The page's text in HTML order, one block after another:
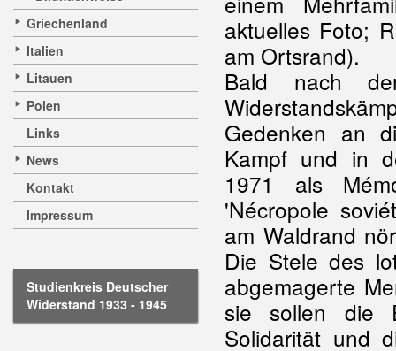
Griechenland
Italien
Litauen
Polen
Links
News
Kontakt
Impressum
Studienkreis Deutscher
Widerstand 1933 - 1945
aktuelles Foto;
am Ortsrand).
Bald nach
Gedenken an
Kampf und in
1971 als
'Nécropole
am Waldrand
Die Stele des
abgemagerte
sie sollen die
Solidarität und